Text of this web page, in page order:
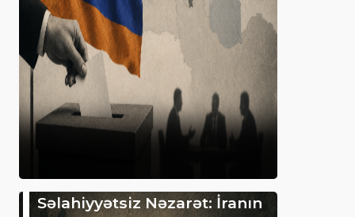
Səlahiyyətsiz Nəzarət: İranın